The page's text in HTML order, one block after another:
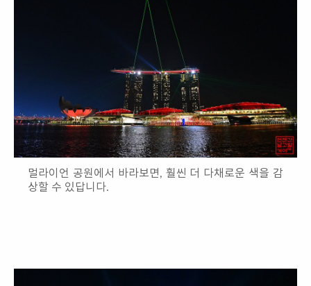
멀라이언 공원에서 바라보면, 훨씬 더 다채로운 색을 감
상할 수 있답니다.